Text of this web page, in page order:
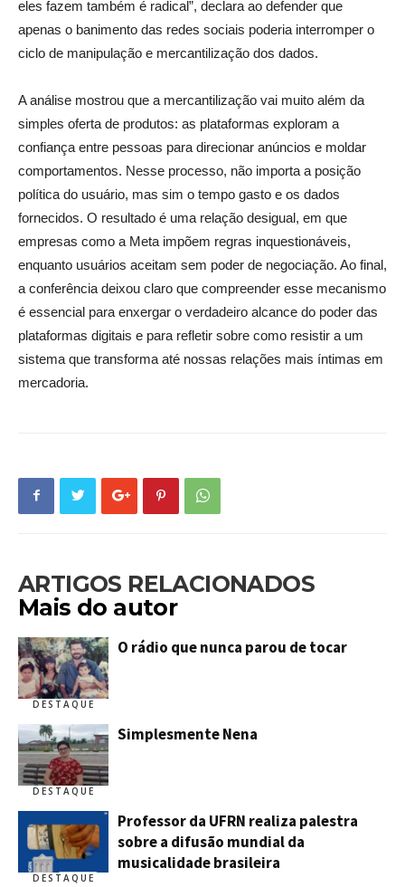
eles fazem também é radical”, declara ao defender que
apenas o banimento das redes sociais poderia interromper o
ciclo de manipulação e mercantilização dos dados.
A análise mostrou que a mercantilização vai muito além da
simples oferta de produtos: as plataformas exploram a
confiança entre pessoas para direcionar anúncios e moldar
comportamentos. Nesse processo, não importa a posição
política do usuário, mas sim o tempo gasto e os dados
fornecidos. O resultado é uma relação desigual, em que
empresas como a Meta impõem regras inquestionáveis,
enquanto usuários aceitam sem poder de negociação. Ao final,
a conferência deixou claro que compreender esse mecanismo
é essencial para enxergar o verdadeiro alcance do poder das
plataformas digitais e para refletir sobre como resistir a um
sistema que transforma até nossas relações mais íntimas em
mercadoria.
ARTIGOS RELACIONADOS
Mais do autor
DESTAQUE
O rádio que nunca parou de tocar
DESTAQUE
Simplesmente Nena
DESTAQUE
Professor da UFRN realiza palestra
sobre a difusão mundial da
musicalidade brasileira